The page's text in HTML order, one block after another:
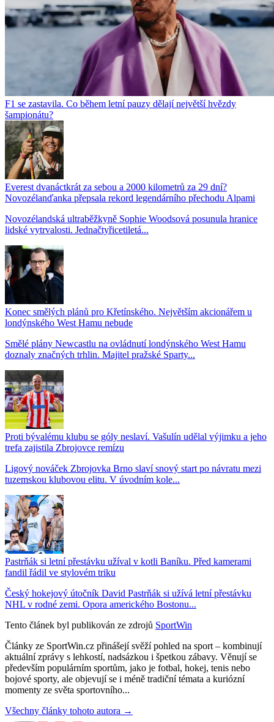
F1 se zastavila. Co během letní pauzy dělají největší hvězdy
šampionátu?
Everest dvanáctkrát za sebou a 2000 kilometrů za 29 dní?
Novozélanďanka přepsala rekord legendárního přechodu Alpami
Novozélandská ultraběžkyně Sophie Woodsová posunula hranice
lidské vytrvalosti. Jednačtyřicetiletá...
Konec smělých plánů pro Křetínského. Největším akcionářem u
londýnského West Hamu nebude
Smělé plány Newcastlu na ovládnutí londýnského West Hamu
doznaly značných trhlin. Majitel pražské Sparty...
Proti bývalému klubu se góly neslaví. Vašulín udělal výjimku a jeho
trefa zajistila Zbrojovce remízu
Ligový nováček Zbrojovka Brno slaví snový start po návratu mezi
tuzemskou klubovou elitu. V úvodním kole...
Pastrňák si letní přestávku užíval v kotli Baníku. Před kamerami
fandil řádil ve stylovém triku
Český hokejový útočník David Pastrňák si užívá letní přestávku
NHL v rodné zemi. Opora amerického Bostonu...
Tento článek byl publikován ze zdrojů SportWin
Články ze SportWin.cz přinášejí svěží pohled na sport – kombinují
aktuální zprávy s lehkostí, nadsázkou i špetkou zábavy. Věnují se
především populárním sportům, jako je fotbal, hokej, tenis nebo
bojové sporty, ale objevují se i méně tradiční témata a kuriózní
momenty ze světa sportovního...
Všechny články tohoto autora →